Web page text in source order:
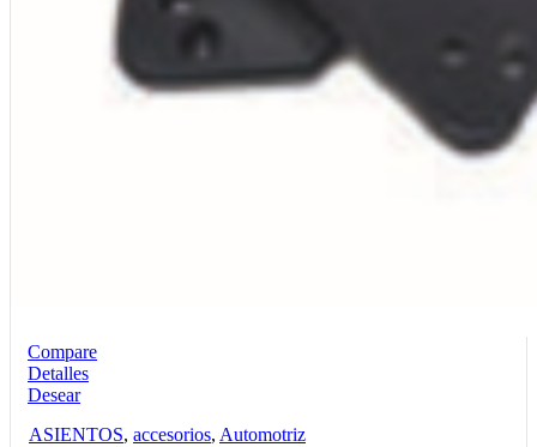
Compare
Detalles
Desear
ASIENTOS, accesorios, Automotriz